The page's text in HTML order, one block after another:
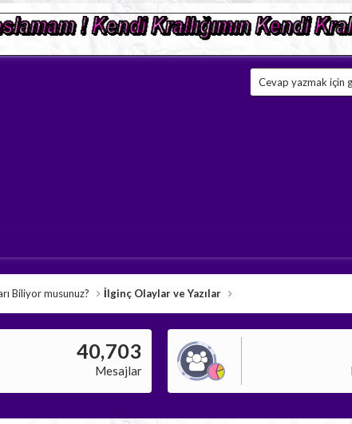
Cevap yazmak için
Biliyor musunuz? İlginç Olaylar ve Yazılar
40,703
Mesajlar